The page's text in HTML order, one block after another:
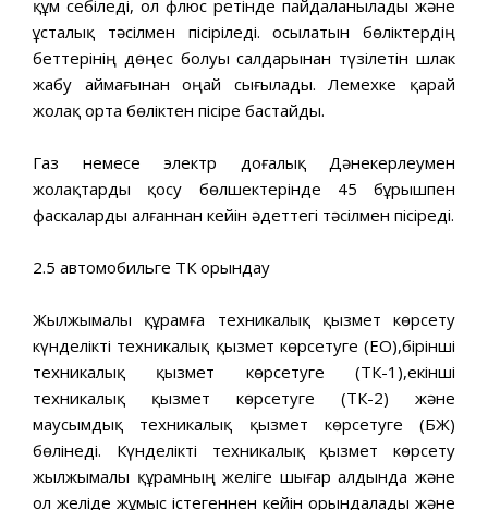
құм себіледі, ол флюс ретінде пайдаланылады және
ұсталық тәсілмен пісіріледі. Қосылатын бөліктердің
беттерінің дөңес болуы салдарынан түзілетін шлак
жабу аймағынан оңай сығылады. Лемехке қарай
жолақ орта бөліктен пісіре бастайды.
Газ немесе электр доғалық Дәнекерлеумен
жолақтарды қосу бөлшектерінде 45 бұрышпен
фаскаларды алғаннан кейін әдеттегі тәсілмен пісіреді.
2.5 автомобильге ТҚК орындау
Жылжымалы құрамға техникалық қызмет көрсету
күнделікті техникалық қызмет көрсетуге (ЕО),бірінші
техникалық қызмет көрсетуге (ТҚК-1),екінші
техникалық қызмет көрсетуге (ТҚК-2) және
маусымдық техникалық қызмет көрсетуге (БЖ)
бөлінеді. Күнделікті техникалық қызмет көрсету
жылжымалы құрамның желіге шығар алдында және
ол желіде жұмыс істегеннен кейін орындалады және